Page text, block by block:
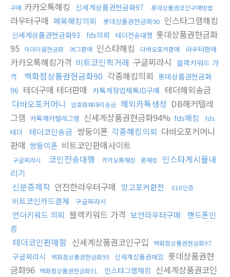
구매 카카오톡해킹 신세계상품권현금화97 롯데상품권코인구매방법
라우터구매 페북해킹의뢰 롯데상품권현금화90 인스타그램해킹
신세계상품권현금화93 fds의뢰 테더전송대행 롯데상품권현금화
95 이더리움현금화 에그판매 인스타해킹 다바오포커판매 라우터판매
카카오톡해킹가격 비트코인퀵거래 구글찌라시 블랙키워드 가
격
백화점상품권현금화90 각종해킹의뢰 롯데상품권현금화
96 테더구매 테더판매 카톡계정업체톡ID구매 테더해외송금
다바오포커머니
암호화폐대리송금 해외카톡생성 DB해커텔레
그램 카톡해커텔레그램 신세계상품권현금화94% fds해킹
fds
테더
테더코인송금 쌍둥이폰 각종해킹의뢰 다바오포커머니
판매 쌍둥이폰 비트코인판매사이트
구글찌라시 코인전송대행 카카오톡해킹 폰해킹
인스타게시물내
리기
신분증제작 안전한라우터구매 망고포커환전 010인증
비트코인카드결제 구글찌라시
언더키워드 의뢰 블랙키워드 가격 보안라우터구매
핸드폰인
증
테더코인판매함 신세계상품권코인구입 백화점상품권현금화97
구글찌라시 백화점상품권현금화99 신세계상품권매입 롯데상품권현
금화96 백화점상품권현금화91 인스타그램해킹 신세계상품권코인